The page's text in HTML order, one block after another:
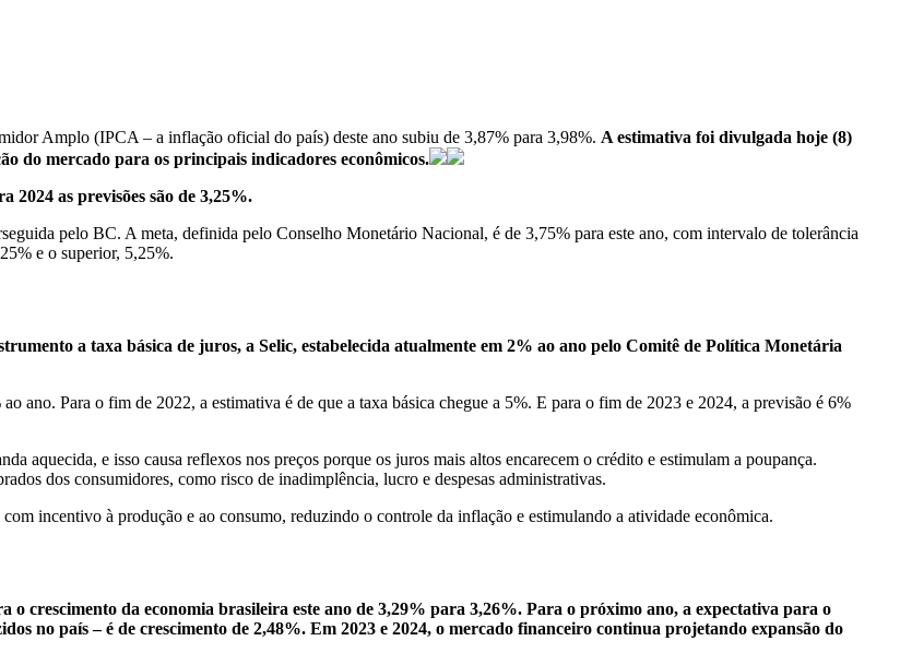
Amplo (IPCA – a inflação oficial do país) deste ano subiu de 3,87% para 3,98%. A estimativa foi divulgada hoje (8)
do mercado para os principais indicadores econômicos.
2024 as previsões são de 3,25%.
pelo BC. A meta, definida pelo Conselho Monetário Nacional, é de 3,75% para este ano, com intervalo de tolerância
e o superior, 5,25%.
a taxa básica de juros, a Selic, estabelecida atualmente em 2% ao ano pelo Comitê de Política Monetária
ano. Para o fim de 2022, a estimativa é de que a taxa básica chegue a 5%. E para o fim de 2023 e 2024, a previsão é 6%
aquecida, e isso causa reflexos nos preços porque os juros mais altos encarecem o crédito e estimulam a poupança.
dos consumidores, como risco de inadimplência, lucro e despesas administrativas.
incentivo à produção e ao consumo, reduzindo o controle da inflação e estimulando a atividade econômica.
crescimento da economia brasileira este ano de 3,29% para 3,26%. Para o próximo ano, a expectativa para o
no país – é de crescimento de 2,48%. Em 2023 e 2024, o mercado financeiro continua projetando expansão do